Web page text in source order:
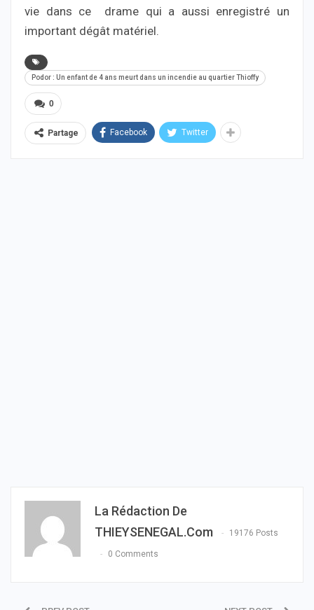
vie dans ce drame qui a aussi enregistré un
important dégât matériel.
Podor : Un enfant de 4 ans meurt dans un incendie au quartier Thioffy
0
Partage Facebook Twitter
La Rédaction De
THIEYSENEGAL.com
19176 Posts
0 Comments